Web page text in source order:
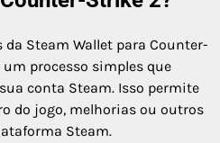
Steam Wallet para Counter-
processo simples que
conta Steam. Isso permite
do jogo, melhorias ou outros
Steam.